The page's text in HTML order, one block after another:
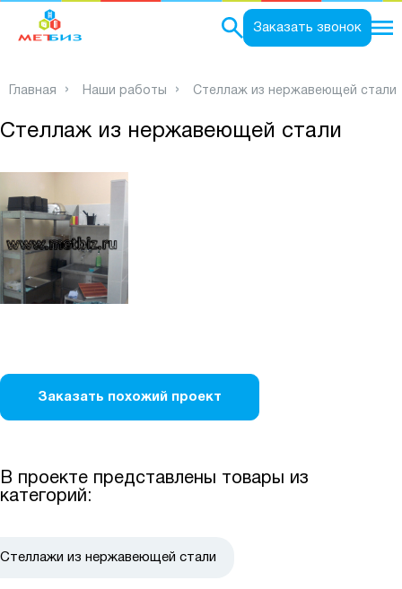
Заказать звонок
Главная Наши работы Стеллаж из нержавеющей стали
Стеллаж из нержавеющей стали
Заказать похожий проект
В проекте представлены товары из
категорий:
Стеллажи из нержавеющей стали